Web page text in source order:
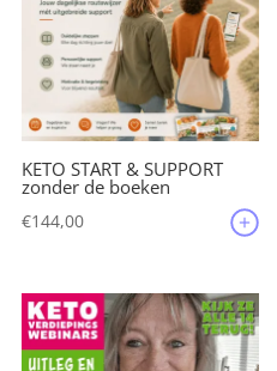
KETO START & SUPPORT
zonder de boeken
€144,00